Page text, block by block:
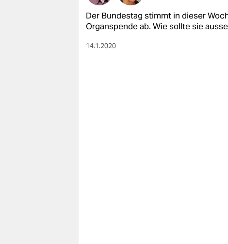
Der Bundestag stimmt in dieser
Organspende ab. Wie sollte sie
14.1.2020